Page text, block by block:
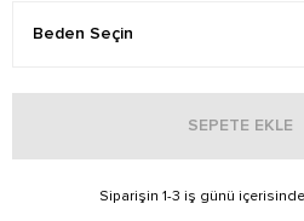
SEPETE EKLE
Siparişin 1-3 iş günü